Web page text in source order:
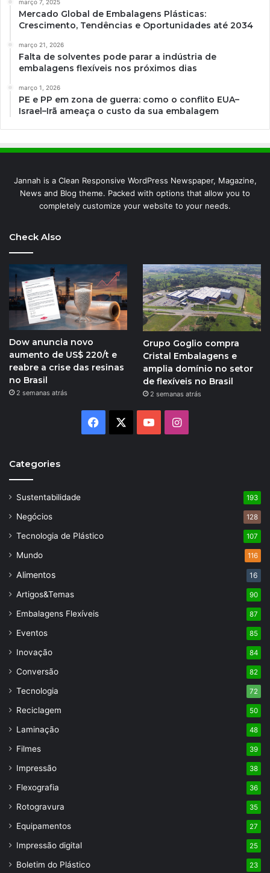
março 7, 2025
Mercado Global de Embalagens Plásticas:
Crescimento, Tendências e Oportunidades até 2034
março 21, 2026
Falta de solventes pode parar a indústria de
embalagens flexíveis nos próximos dias
março 1, 2026
PE e PP em zona de guerra: como o conflito EUA–
Israel–Irã ameaça o custo da sua embalagem
Jannah is a Clean Responsive WordPress Newspaper, Magazine,
News and Blog theme. Packed with options that allow you to
completely customize your website to your needs.
Check Also
Dow anuncia novo
aumento de US$ 220/t e
reabre a crise das resinas
no Brasil
2 semanas atrás
Grupo Goglio compra
Cristal Embalagens e
amplia domínio no setor
de flexíveis no Brasil
2 semanas atrás
Facebook YouTubeInstagram
Categories
Sustentabilidade 193
Negócios 128
Tecnologia de Plástico 107
Mundo 116
Alimentos 16
Artigos&Temas 90
Embalagens Flexíveis 87
Eventos 85
Inovação 84
Conversão 82
Tecnologia 72
Reciclagem 50
Laminação 48
Filmes 39
Impressão 38
Flexografia 36
Rotogravura 35
Equipamentos 27
Impressão digital 25
Boletim do Plástico 23